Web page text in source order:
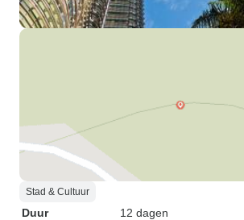
Stad & Cultuur
Duur
12 dagen